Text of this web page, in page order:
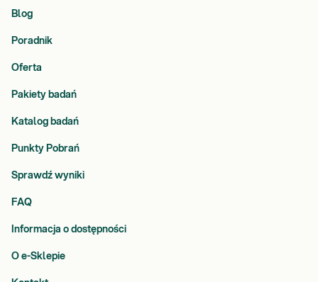
Blog
Poradnik
Oferta
Pakiety badań
Katalog badań
Punkty Pobrań
Sprawdź wyniki
FAQ
Informacja o dostępności
O e-Sklepie